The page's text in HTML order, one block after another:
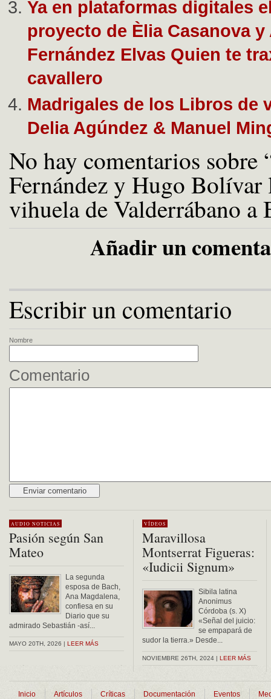
Ya en plataformas digitales
proyecto de Èlia Casanova y
Fernández Elvas Quien te
cavallero
Madrigales de los Libros de
Delia Agúndez & Manuel
No hay comentarios sobre
Fernández y Hugo Bolívar
vihuela de Valderrábano a
Añadir un
Escribir un comentario
Nombre
Comentario
AUDIO NOTICIAS
Pasión según San
Mateo
La segunda
esposa de Bach,
Ana Magdalena,
confiesa en su
Diario que su
admirado Sebastián -así...
MAYO 20TH, 2026 | LEER MÁS
VÍDEOS
Maravillosa
Montserrat Figueras:
«Iudicii Signum»
Sibila latina
Anonimus
Córdoba (s. X)
«Señal del juicio:
se empapará de
sudor la tierra.» Desde...
NOVIEMBRE 26TH, 2024 | LEER MÁS
Inicio Artículos Críticas Documentación Eventos